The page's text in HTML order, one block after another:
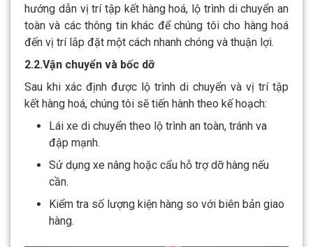
hướng dẫn vị trí tập kết hàng hoá, lộ trình di chuyển an
toàn và các thông tin khác để chúng tôi cho hàng hoá
đến vị trí lắp đặt một cách nhanh chóng và thuận lợi.
2.2.Vận chuyển và bốc dỡ
Sau khi xác định được lộ trình di chuyển và vị trí tập
kết hàng hoá, chúng tôi sẽ tiến hành theo kế hoạch:
Lái xe di chuyển theo lộ trình an toàn, tránh va
đập mạnh.
Sử dụng xe nâng hoặc cẩu hỗ trợ dỡ hàng nếu
cần.
Kiểm tra số lượng kiện hàng so với biên bản giao
hàng.